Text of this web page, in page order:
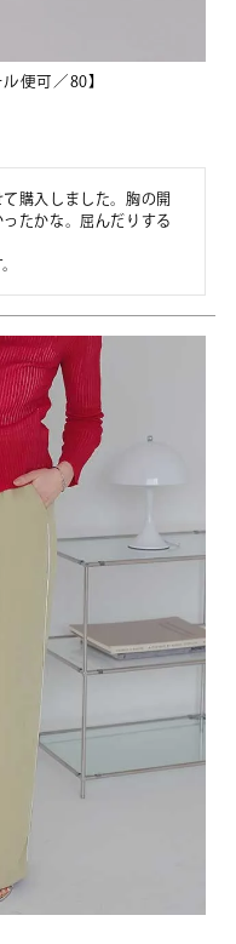
便可／80】
購入しました。胸の開
たかな。屈んだりする